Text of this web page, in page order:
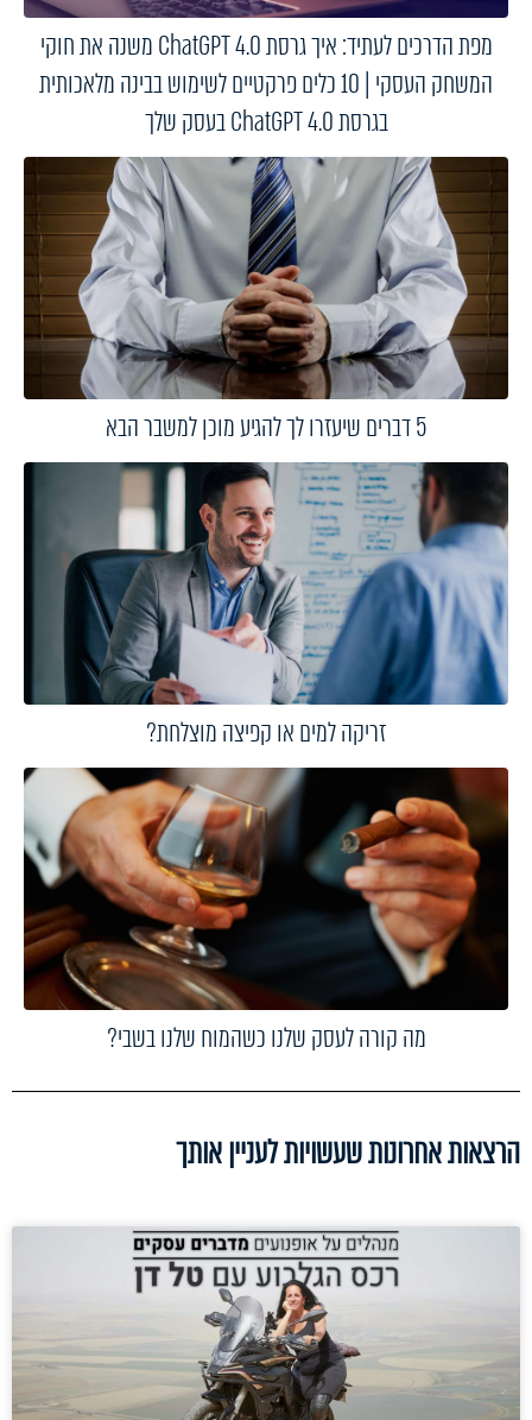
מפת הדרכים לעתיד: איך גרסת ChatGPT 4.0 משנה את חוקי
המשחק העסקי | 10 כלים פרקטיים לשימוש בבינה מלאכותית
בגרסת ChatGPT 4.0 בעסק שלך
5 דברים שיעזרו לך להגיע מוכן למשבר הבא
זריקה למים או קפיצה מוצלחת?
מה קורה לעסק שלנו כשהמוח שלנו בשבי?
הרצאות אחרונות שעשויות לעניין אותך